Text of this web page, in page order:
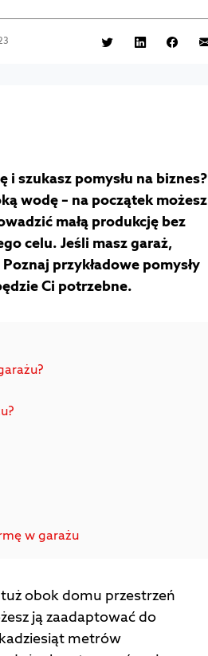
i szukasz pomysłu na biznes?
wodę – na początek możesz
małą produkcję bez
celu. Jeśli masz garaż,
przykładowe pomysły
Ci potrzebne.
w garażu
obok domu przestrzeń
ją zaadaptować do
metrów